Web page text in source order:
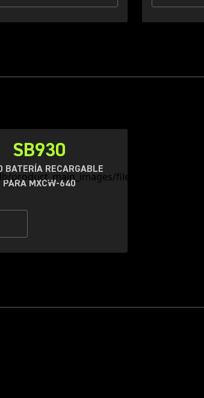
SB930
BATERÍA RECARGABLE
PARA MXCW-640